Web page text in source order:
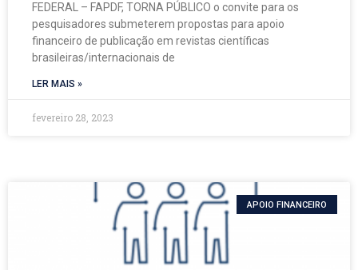
FEDERAL – FAPDF, TORNA PÚBLICO o convite para os
pesquisadores submeterem propostas para apoio
financeiro de publicação em revistas científicas
brasileiras/internacionais de
LER MAIS »
fevereiro 28, 2023
APOIO FINANCEIRO